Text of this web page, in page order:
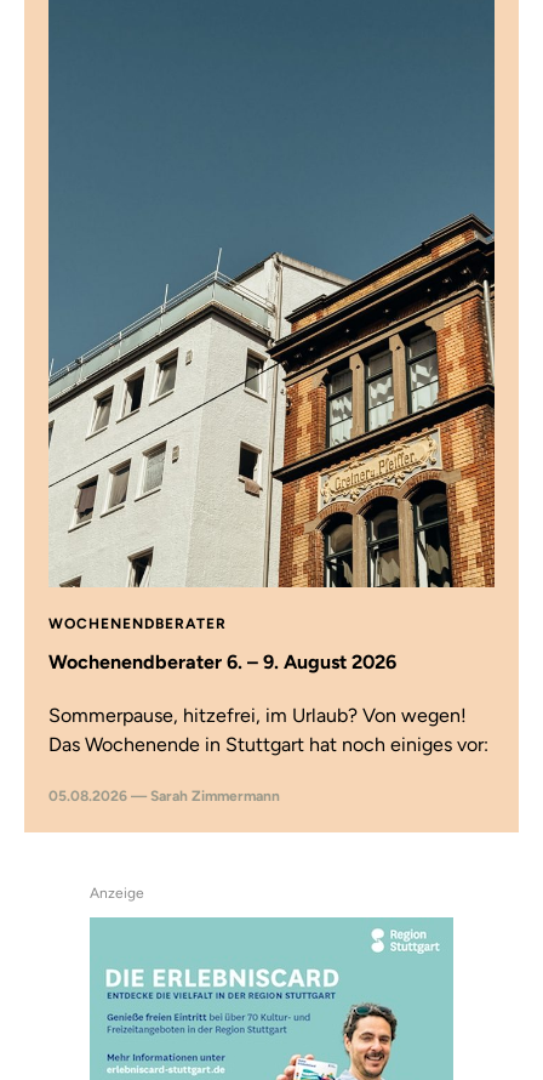
WOCHENENDBERATER
Wochenendberater 6. – 9. August 2026
Sommerpause, hitzefrei, im Urlaub? Von wegen!
Das Wochenende in Stuttgart hat noch einiges vor:
05.08.2026 — Sarah Zimmermann
Anzeige